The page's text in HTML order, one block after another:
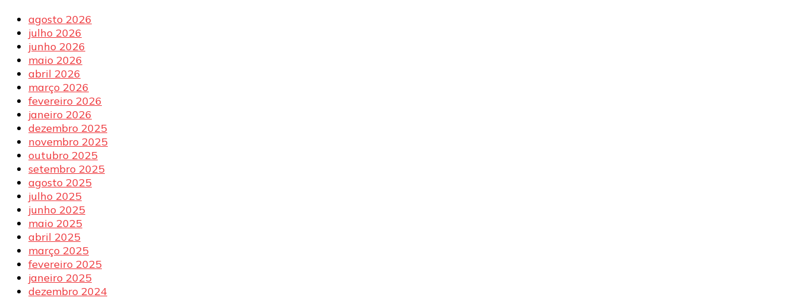
agosto 2026
julho 2026
junho 2026
maio 2026
abril 2026
março 2026
fevereiro 2026
janeiro 2026
dezembro 2025
novembro 2025
outubro 2025
setembro 2025
agosto 2025
julho 2025
junho 2025
maio 2025
abril 2025
março 2025
fevereiro 2025
janeiro 2025
dezembro 2024